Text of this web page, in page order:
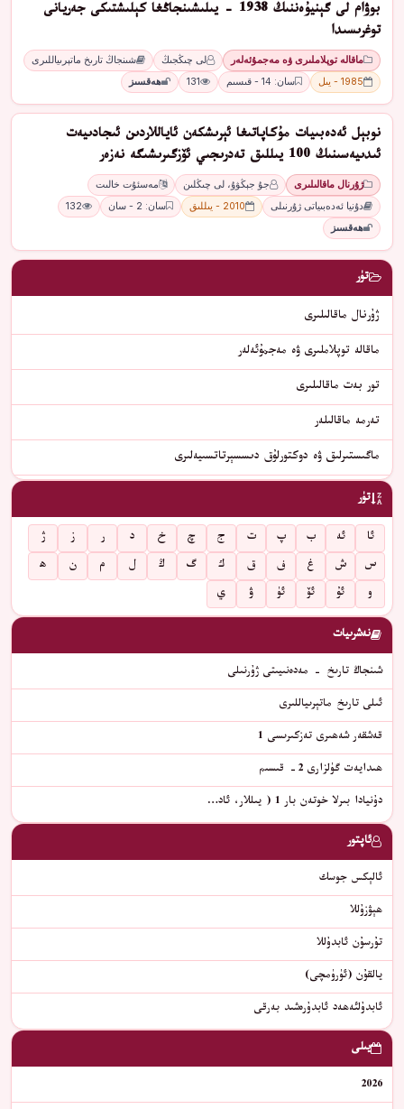
بوۋام لى گېنيۇەننىڭ 1938 - يىلىشىنجاڭغا كېلىشتىكى جەريانى
توغرىسىدا
ماقالە توپلاملىرى ۋە مەجمۇئەلەر لى چىڭجىڭ
شىنجاڭ تارىخ ماتېرىياللىرى
1985 - يىل
سان: 14 - قىسىم 131 ھەقسىز
نوبېل ئەدەبىيات مۇكاپاتىغا ئېرىشكەن ئاياللاردىن ئىجادىيەت
ئىدىيەسىنىڭ 100 يىللىق تەدرىجىي ئۆزگىرىشىگە نەزەر
ژۇرنال ماقالىلىرى جۇ جېڭۋۇ، لى چىڭلىن
مەسئۇت خالىت
دۇنيا ئەدەبىياتى ژۇرنىلى
2010 - يىللىق سان: 2 - سان
132
ھەقسىز
تۈر
ژۇرنال ماقالىلىرى
ماقالە توپلاملىرى ۋە مەجمۇئەلەر
تور بەت ماقالىلىرى
تەرمە ماقالىلەر
ماگىستىرلىق ۋە دوكتورلۇق دىسسېرتاتسىيەلىرى
تۈر
ئا ئە ب پ ت ج چ خ د ر ز
ژ
س
ش غ ف ق ك گ ڭ ل م ن
ھ
و
ئۇ ئۆ ئۈ ۋ ي
نەشرىيات
شىنجاڭ تارىخ - مەدەنىيىتى ژۇرنىلى
ئىلى تارىخ ماتېرىياللىرى
قەشقەر شەھىرى تەزكىرىسى 1
ھىدايەت گۈلزارى 2- قىسىم
دۇنيادا بىرلا خوتەن بار 1 ( يىللار، ئاد…
ئاپتور
ئالېكس جوسك
ھېۋزۇللا
تۇرسۇن ئابدۇللا
يالقۇن (ئۈرۈمچى)
ئابدۇلئەھەد ئابدۇرەشىد بەرقى
يىلى
2026